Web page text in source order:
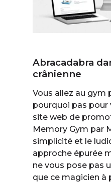
Abracadabra
crânienne
Vous allez au gym
pourquoi pas pour
site web de
Memory Gym par
simplicité et le
approche épurée
ne vous pose pas
que ce magicien à